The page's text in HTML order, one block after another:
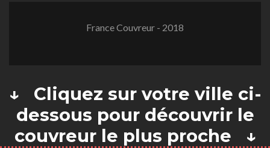
France Couvreur - 2018
↓ Cliquez sur votre ville ci-
dessous pour découvrir le
couvreur le plus proche ↓